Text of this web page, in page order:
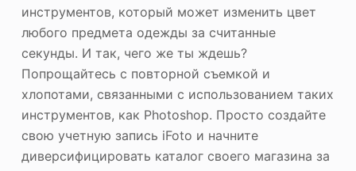
инструментов, который может изменить цвет
любого предмета одежды за считанные
секунды. И так, чего же ты ждешь?
Попрощайтесь с повторной съемкой и
хлопотами, связанными с использованием таких
инструментов, как Photoshop. Просто создайте
свою учетную запись iFoto и начните
диверсифицировать каталог своего магазина за